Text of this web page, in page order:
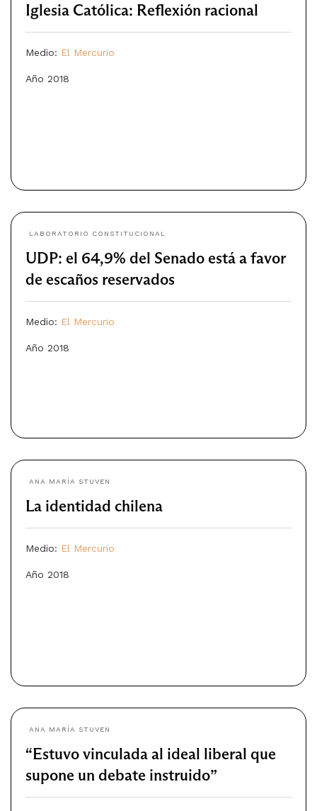
Iglesia Católica: Reflexión racional
Medio: El Mercurio
Año 2018
LABORATORIO CONSTITUCIONAL
UDP: el 64,9% del Senado está a favor
de escaños reservados
Medio: El Mercurio
Año 2018
ANA MARÍA STUVEN
La identidad chilena
Medio: El Mercurio
Año 2018
ANA MARÍA STUVEN
“Estuvo vinculada al ideal liberal que
supone un debate instruido”